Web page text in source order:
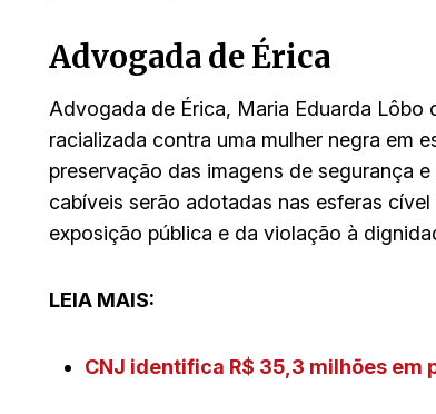
Advogada de Érica
Advogada de Érica, Maria Eduarda Lôbo
racializada contra uma mulher negra em
preservação das imagens de segurança
cabíveis serão adotadas nas esferas
exposição pública e da violação à
LEIA MAIS:
CNJ identifica R$ 35,3 milhões